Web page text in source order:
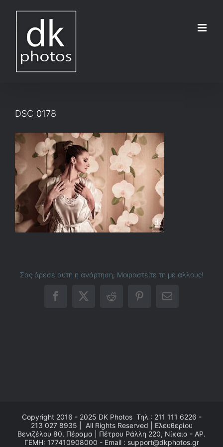
DSC_0178
Σας άρεσε αυτή η ανάρτηση; Μοιραστείτε τη με άλλους!
Facebook
X RedditPinterestEmail
Copyright 2016 - 2025 DK PhotosΤηλ : 211 111 6226 -
213 027 8935 | All Rights Reserved | Ελευθερίου
Βενιζέλου 80, Πέραμα | Πέτρου Ράλλη 220, Νίκαια - ΑΡ.
ΓΕΜΗ: 177410908000 - Email : support@dkphotos.gr